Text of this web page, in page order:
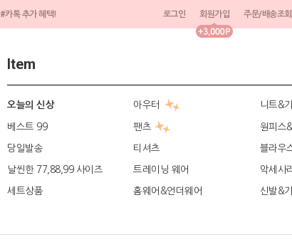
#카톡 추가 혜택! 로그인 회원가입 주문/배송조회
Item
오늘의 신상 아우터 니트&
베스트 99 팬츠 원피스
당일발송 티셔츠 블라우
날씬한 77,88,99 사이즈 트레이닝 웨어 악세사
세트상품 홈웨어&언더웨어 신발&